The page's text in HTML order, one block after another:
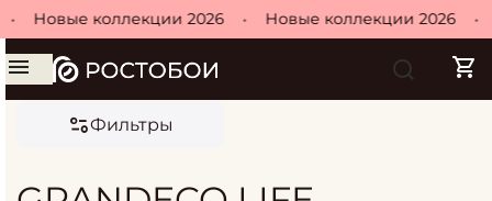
Новые коллекции 2026 • Новые коллекции 2026 •
Фильтры